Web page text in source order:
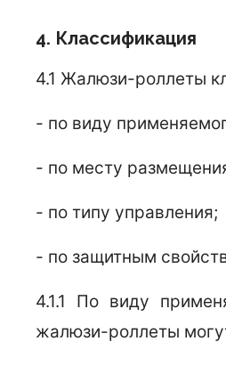
4. Классификация
4.1 Жалюзи-роллеты
- по виду
- по месту
- по типу управления;
- по защитным
4.1.1 По виду
жалюзи-роллеты